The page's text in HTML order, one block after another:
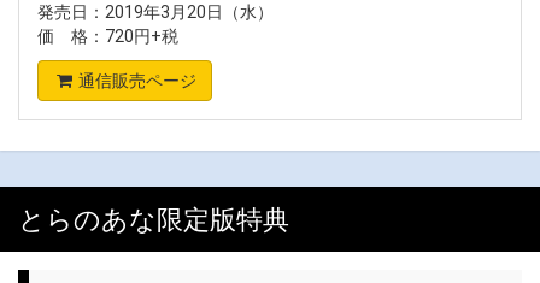
発売日：2019年3月20日（水）
価 格：720円+税
通信販売ページ
とらのあな限定版特典